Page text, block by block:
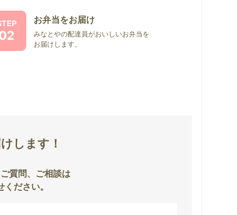
お弁当をお届け
みなとやの配達員がおいしいお弁当を
お届けします。
します！
質問、ご相談は
ださい。